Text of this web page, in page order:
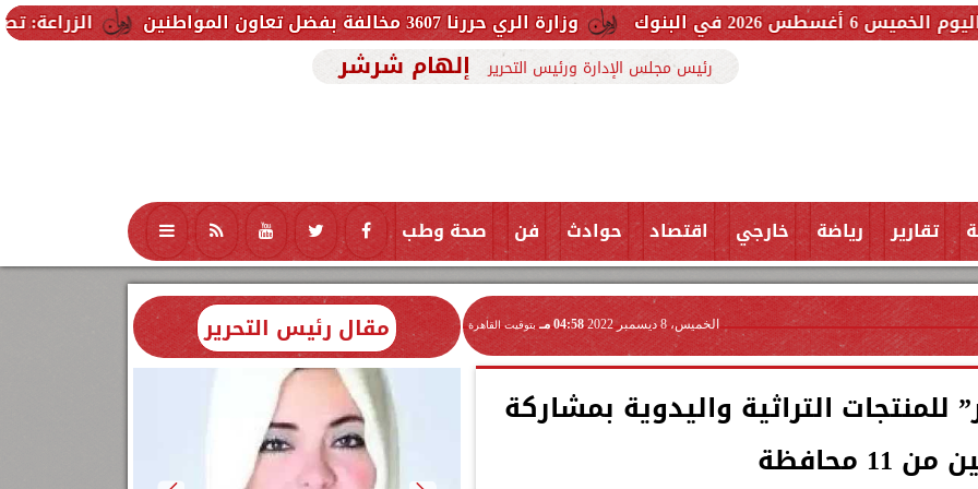
الزراعة: تصدر 712 ترخيص تشغيل جديد لمشروعات الثروة الحيوانية والداجنة.. وتسجيل 832 مخلوط أعلاف وزارة الري حررنا 3607 مخالفة بفضل تعاون المواطنين
رئيس مجلس الإدارة ورئيس التحرير إلهام شرشر
تقارير رياضة خارجي اقتصاد حوادث فن صحة وطب تكنولوجيا منوعات محافظات
الخميس، 8 ديسمبر 2022 04:58 مـ بتوقيت القاهرة
التراثية واليدوية بمشاركة
محافظة
مقال رئيس التحرير